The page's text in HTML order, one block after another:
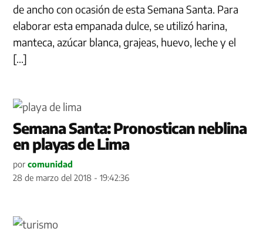
de ancho con ocasión de esta Semana Santa. Para
elaborar esta empanada dulce, se utilizó harina,
manteca, azúcar blanca, grajeas, huevo, leche y el
[…]
Semana Santa: Pronostican neblina
en playas de Lima
por comunidad
28 de marzo del 2018 - 19:42:36